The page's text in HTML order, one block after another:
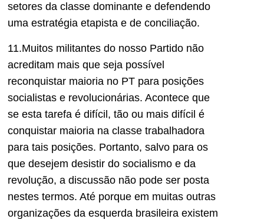
setores da classe dominante e defendendo
uma estratégia etapista e de conciliação.
11.Muitos militantes do nosso Partido não
acreditam mais que seja possível
reconquistar maioria no PT para posições
socialistas e revolucionárias. Acontece que
se esta tarefa é difícil, tão ou mais difícil é
conquistar maioria na classe trabalhadora
para tais posições. Portanto, salvo para os
que desejem desistir do socialismo e da
revolução, a discussão não pode ser posta
nestes termos. Até porque em muitas outras
organizações da esquerda brasileira existem